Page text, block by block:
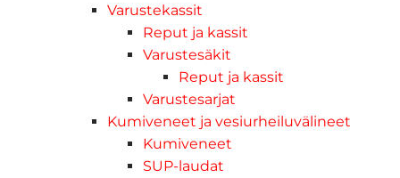
Varustekassit
Reput ja kassit
Varustesäkit
Reput ja kassit
Varustesarjat
Kumiveneet ja vesiurheiluvälineet
Kumiveneet
SUP-laudat